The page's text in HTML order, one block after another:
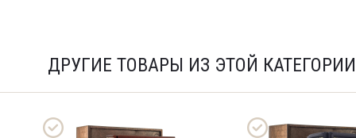
ДРУГИЕ ТОВАРЫ ИЗ ЭТОЙ КАТЕГОРИИ